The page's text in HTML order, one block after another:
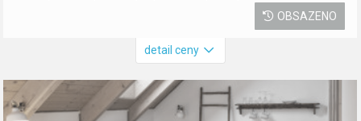
OBSAZENO
detail ceny